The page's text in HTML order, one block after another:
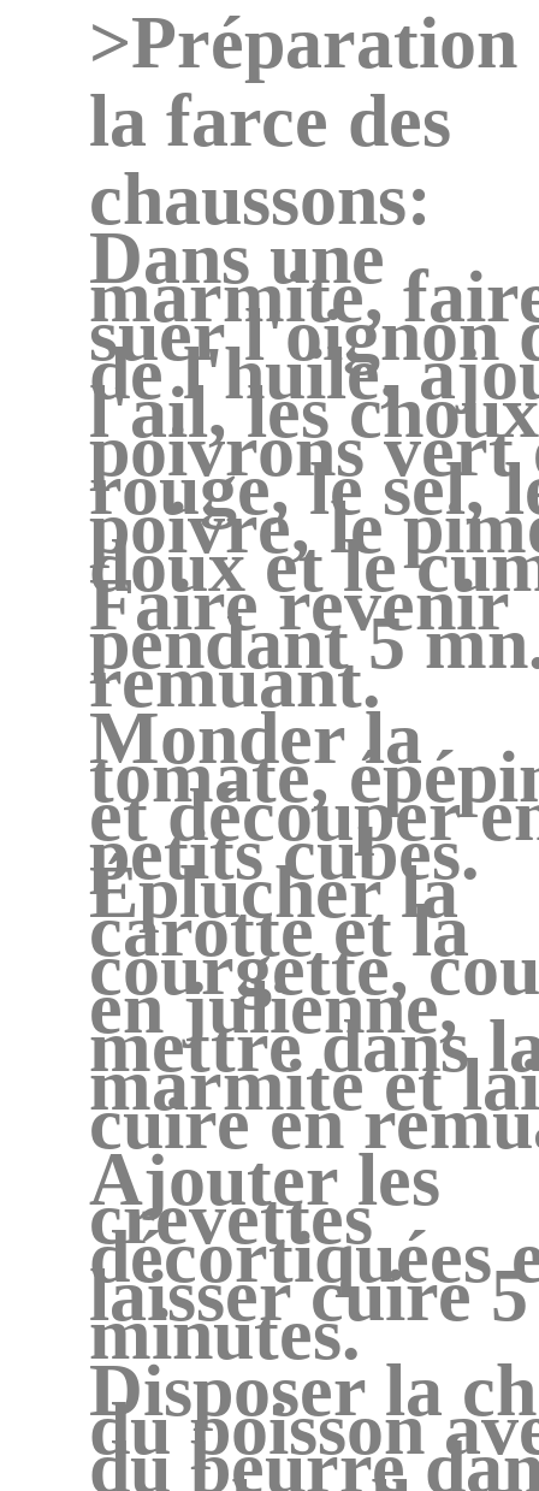
>Préparation
la farce des
chaussons:
Dans une
marmite,
suer l'oignon
de l'huile,
l'ail, les
poivrons vert
rouge, le sel,
poivre, le
doux et le
Faire revenir
pendant 5
remuant.
Monder la
tomate,
et découper
petits cubes.
Éplucher la
carotte et la
courgette,
en julienne,
mettre dans
marmite et
cuire en
Ajouter les
crevettes
décortiquées
laisser cuire 5
minutes.
Disposer la
du poisson
du beurre